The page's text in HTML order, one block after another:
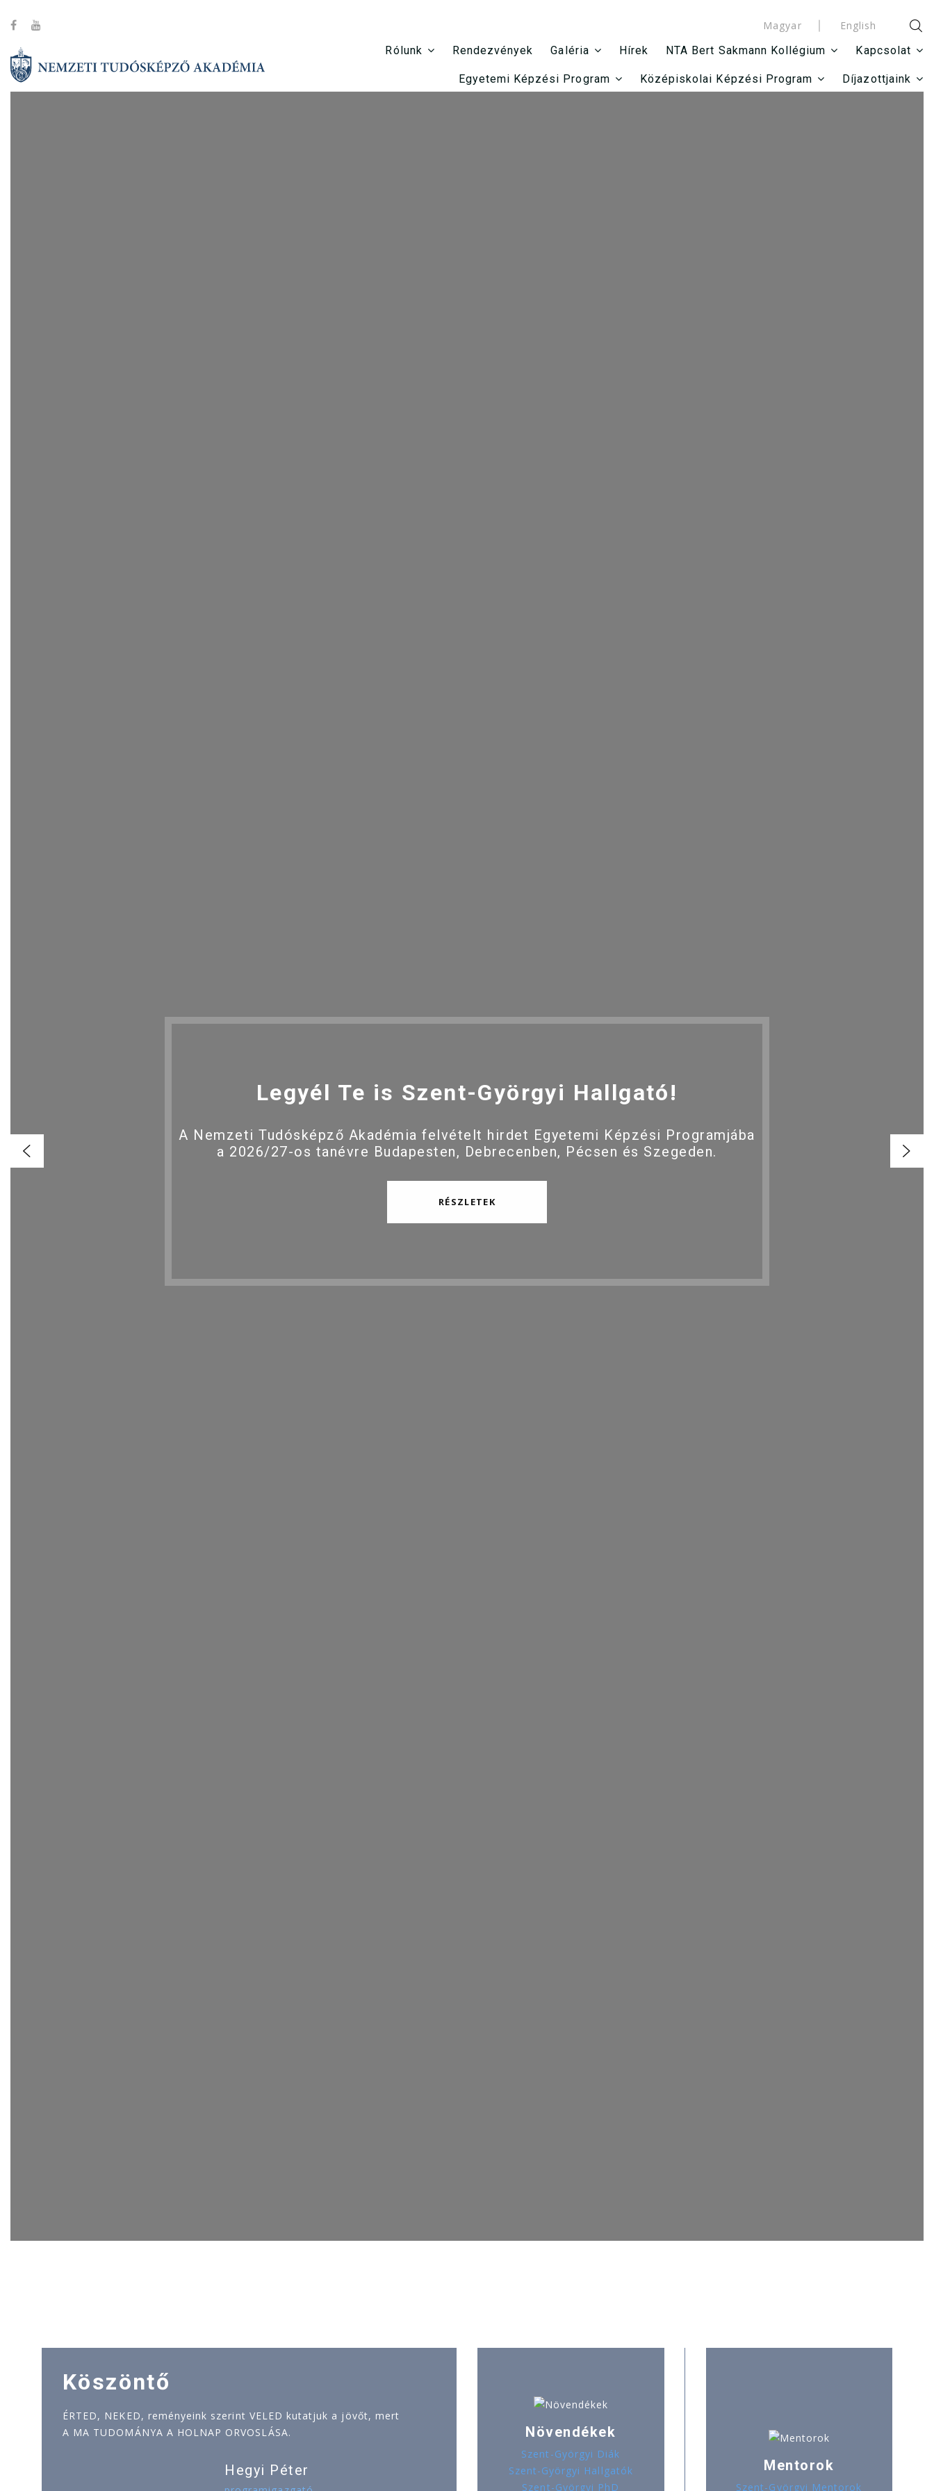
Magyar
English
Rólunk
Rendezvények Galéria Hírek NTA Bert Sakmann Kollégium Kapcsolat
Egyetemi Képzési Program Középiskolai Képzési Program Díjazottjaink
Legyél Te is Szent-Györgyi Hallgató!
A Nemzeti Tudósképző Akadémia felvételt hirdet Egyetemi Képzési Programjába
a 2026/27-os tanévre Budapesten, Debrecenben, Pécsen és Szegeden.
RÉSZLETEK
Köszöntő
ÉRTED, NEKED, reményeink szerint VELED kutatjuk a jövőt, mert
A MA TUDOMÁNYA A HOLNAP ORVOSLÁSA.
Hegyi Péter
Növendékek
Szent-Györgyi Diák
Szent-Györgyi Hallgatók
Szent-Györgyi PhD
Mentorok
Szent-Györgyi Mentorok